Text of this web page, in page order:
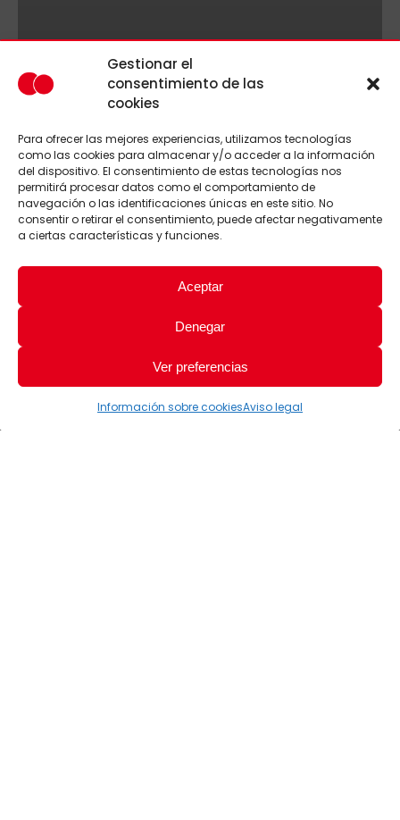
Gestionar el
consentimiento de las
cookies
Para ofrecer las mejores experiencias, utilizamos tecnologías
como las cookies para almacenar y/o acceder a la información
del dispositivo. El consentimiento de estas tecnologías nos
permitirá procesar datos como el comportamiento de
navegación o las identificaciones únicas en este sitio. No
consentir o retirar el consentimiento, puede afectar negativamente
a ciertas características y funciones.
Aceptar
Denegar
Ver preferencias
Información sobre cookiesAviso legal